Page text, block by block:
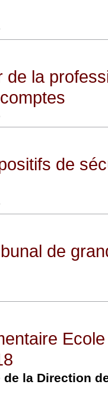
de la
de
de
la Direction